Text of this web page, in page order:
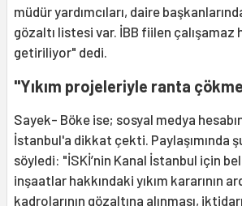
müdür yardımcıları, daire
gözaltı listesi var. İBB fiilen çalışamaz
getiriliyor" dedi.
"Yıkım projeleriyle ranta
Sayek- Böke ise; sosyal medya
İstanbul'a dikkat çekti. Paylaşımında
söyledi: "İSKİ’nin Kanal İstanbul için
inşaatlar hakkındaki yıkım kararının
kadrolarının gözaltına alınması,